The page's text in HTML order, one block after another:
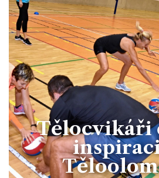
Tělocvikáři